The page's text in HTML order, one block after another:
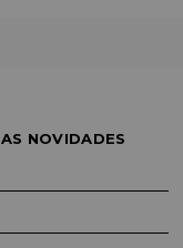
NOVIDADES